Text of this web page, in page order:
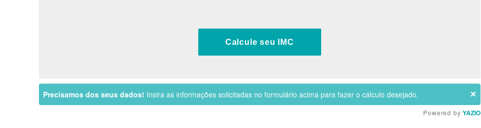
Powered byYAZIO
Calcule seu IMC
×
Precisamos dos seus dados! Insira as informações solicitadas no formulário acima para fazer o cálculo desejado.